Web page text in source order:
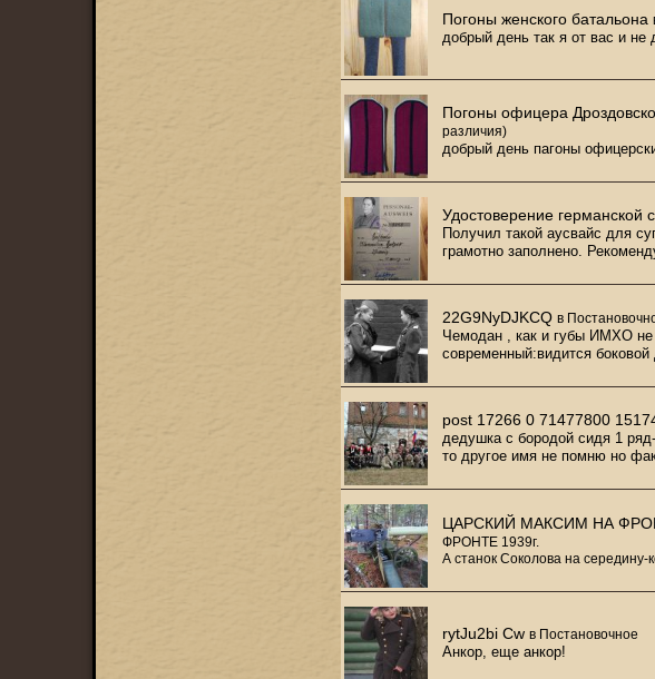
Погоны женского батальона
добрый день так я от вас и не
Погоны офицера
различия)
добрый день пагоны
Удостоверение германской
Получил такой аусвайс для
грамотно заполнено.
22G9NyDJKCQ в
Чемодан , как и губы ИМХО
современный:видится боковой
post 17266 0 71477800
дедушка с бородой сидя 1
то другое имя не помню но
ЦАРСКИЙ МАКСИМ НА
ФРОНТЕ 1939г.
А станок Соколова на
rytJu2bi Cw в Постановочное
Анкор, еще анкор!